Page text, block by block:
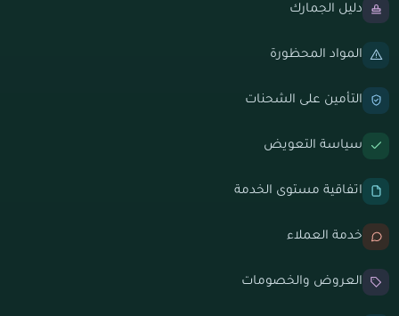
دليل الجمارك
المواد المحظورة
التأمين على الشحنات
سياسة التعويض
اتفاقية مستوى الخدمة
خدمة العملاء
العروض والخصومات